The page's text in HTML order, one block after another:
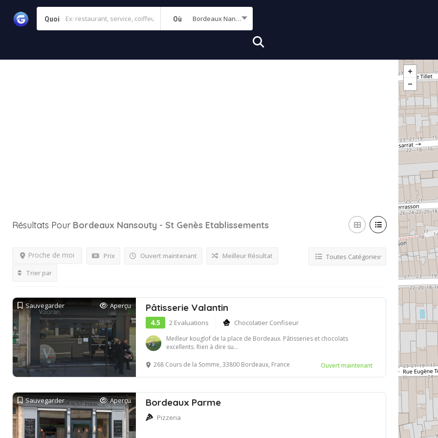
Quoi Où Bordeaux Nansouty - St Genès
Résultats Pour Bordeaux Nansouty - St Genès Etablissements
Prix Ouvert maintenant
Proche de moi
Meilleur Résultat
Trier par
Toutes Catégories
Sauvegarder Aperçu Pâtisserie Valantin
4.5 2 Evaluations Chocolatier Confiseur
Meilleur kouglof de la place de Bordeaux. Pâtisseries et chocolats
excellents. Rien à dire su...
268 Cours de la Somme, 33800 Bordeaux, France Ouvert maintenant
Sauvegarder Aperçu Bordeaux Parme
Pizzeria